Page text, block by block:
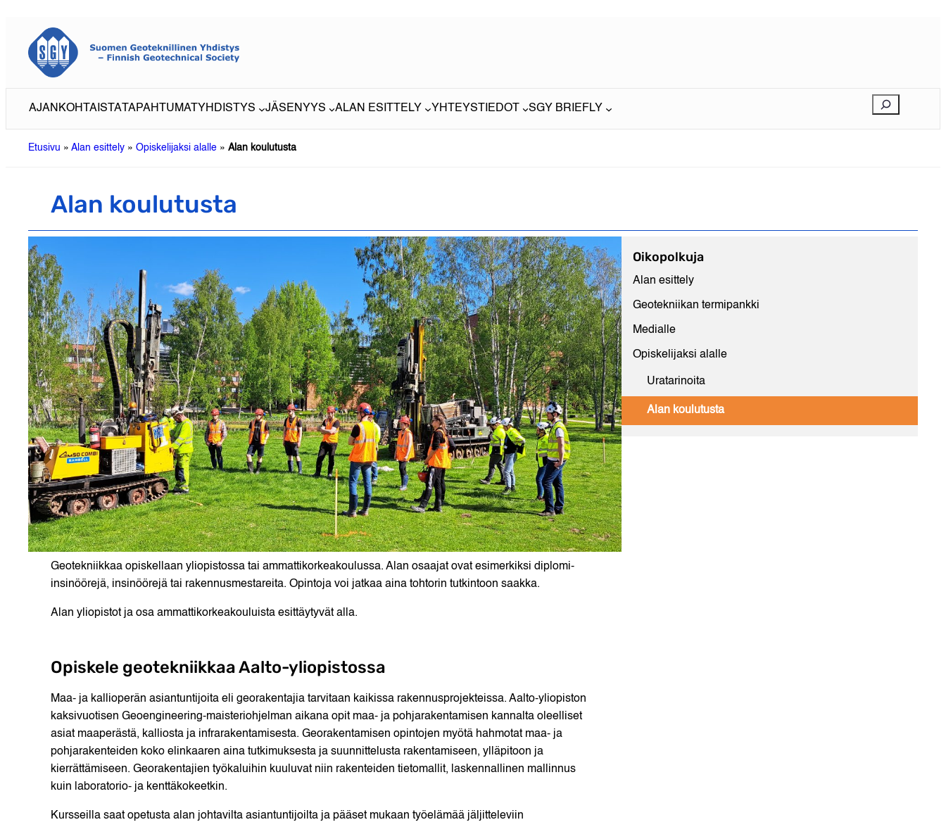
sisältöön
AJANKOHTAISTA TAPAHTUMAT YHDISTYS JÄSENYYS ALAN ESITTELY YHTEYSTIEDOT SGY BRIEFLY
Etusivu » Alan esittely » Opiskelijaksi alalle » Alan koulutusta
Alan koulutusta
Geotekniikkaa opiskellaan yliopistossa tai ammattikorkeakoulussa. Alan osaajat ovat esimerkiksi diplomi-
insinöörejä, insinöörejä tai rakennusmestareita. Opintoja voi jatkaa aina tohtorin tutkintoon saakka.
Alan yliopistot ja osa ammattikorkeakouluista esittäytyvät alla.
Opiskele geotekniikkaa Aalto-yliopistossa
Maa- ja kallioperän asiantuntijoita eli georakentajia tarvitaan kaikissa rakennusprojekteissa. Aalto-yliopiston
kaksivuotisen Geoengineering-maisteriohjelman aikana opit maa- ja pohjarakentamisen kannalta oleelliset
asiat maaperästä, kalliosta ja infrarakentamisesta. Georakentamisen opintojen myötä hahmotat maa- ja
pohjarakenteiden koko elinkaaren aina tutkimuksesta ja suunnittelusta rakentamiseen, ylläpitoon ja
kierrättämiseen. Georakentajien työkaluihin kuuluvat niin rakenteiden tietomallit, laskennallinen mallinnus
kuin laboratorio- ja kenttäkokeetkin.
Kursseilla saat opetusta alan johtavilta asiantuntijoilta ja pääset mukaan työelämää jäljitteleviin
Oikopolkuja
Alan esittely
Geotekniikan termipankki
Medialle
Opiskelijaksi alalle
Uratarinoita
Alan koulutusta